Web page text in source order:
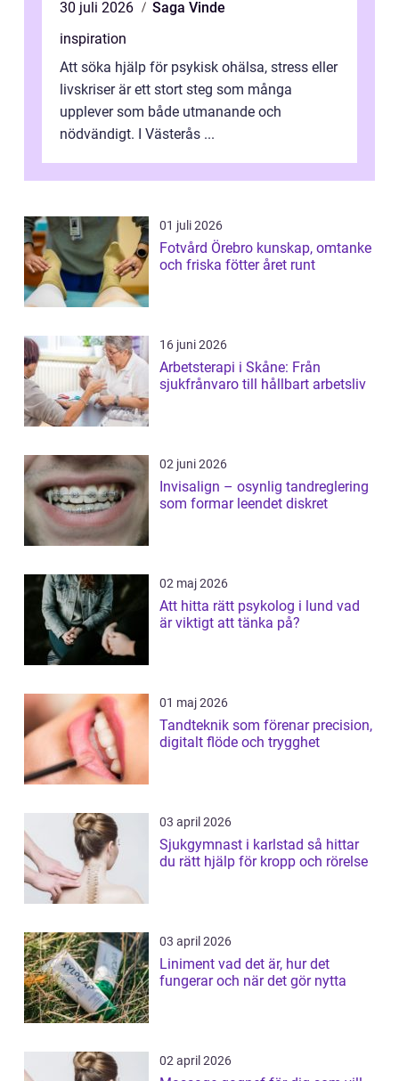
30 juli 2026
Saga Vinde
inspiration
Att söka hjälp för psykisk ohälsa, stress eller
livskriser är ett stort steg som många
upplever som både utmanande och
nödvändigt. I Västerås ...
01 juli 2026
Fotvård Örebro kunskap, omtanke
och friska fötter året runt
16 juni 2026
Arbetsterapi i Skåne: Från
sjukfrånvaro till hållbart arbetsliv
02 juni 2026
Invisalign – osynlig tandreglering
som formar leendet diskret
02 maj 2026
Att hitta rätt psykolog i lund vad
är viktigt att tänka på?
01 maj 2026
Tandteknik som förenar precision,
digitalt flöde och trygghet
03 april 2026
Sjukgymnast i karlstad så hittar
du rätt hjälp för kropp och rörelse
03 april 2026
Liniment vad det är, hur det
fungerar och när det gör nytta
02 april 2026